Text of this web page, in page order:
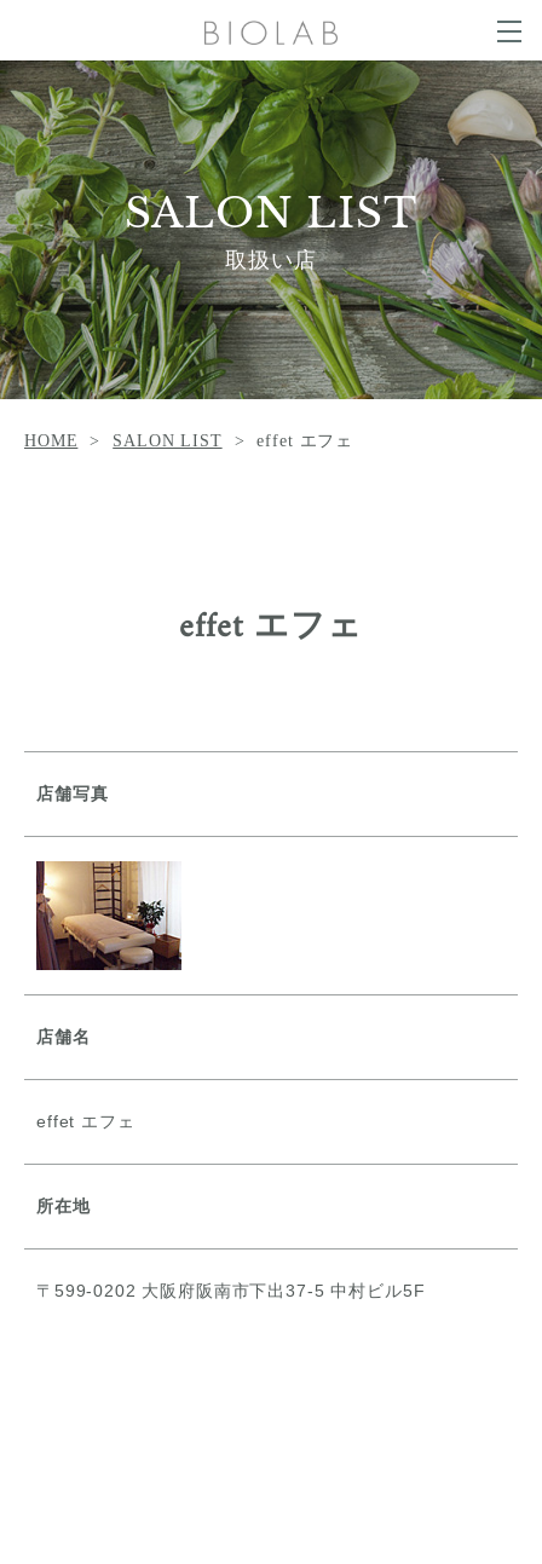
t
o
g
g
l
e
n
a
v
i
g
a
t
o
n
SALON LIST
取扱い店
HOME SALON LIST effet エフェ
effet エフェ
店舗写真
店舗名
effet エフェ
所在地
〒599-0202 大阪府阪南市下出37-5 中村ビル5F
g
l
e
n
a
i
g
a
t
i
o
n
COLUMN
SALON LIST
NEWS CONTACT
ONLINE SHOP